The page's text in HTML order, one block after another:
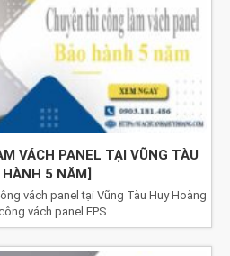
VÁCH PANEL TẠI VŨNG TÀU
HÀNH 5 NĂM]
vách panel tại Vũng Tàu Huy Hoàng
vách panel EPS...